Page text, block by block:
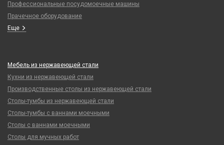
Профессиональные посудомоечные машины
Прачечное оборудование
Еще
Мебель из нержавеющей стали
Кухни из нержавеющей стали
Производственные столы из нержавеющей стали
Столы-тумбы из нержавеющей стали
Столы-тумбы с ваннами моечными
Столы с ваннами моечными
Столы для мучных работ